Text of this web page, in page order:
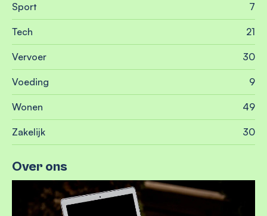
Sport 7
Tech 21
Vervoer 30
Voeding 9
Wonen 49
Zakelijk 30
Over ons